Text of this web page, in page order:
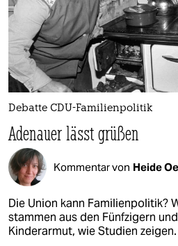
Debatte CDU-Familienpolitik
Adenauer lässt grüßen
Kommentar von Heide
Die Union kann Familienpolitik?
stammen aus den Fünfzigern
Kinderarmut, wie Studien zeigen.